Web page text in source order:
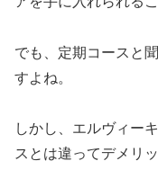
でも、定期コースと
すよね。
しかし、エルヴィー
スとは違ってデメリ